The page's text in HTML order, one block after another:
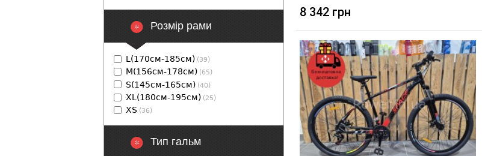
8 342 грн
Розмір рами
L(170см-185см) (39)
M(156см-178см) (65)
S(145см-165см) (40)
XL(180см-195см) (25)
XS (36)
Тип гальм